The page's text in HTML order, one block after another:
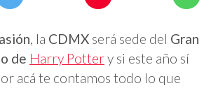
, la CDMX será sede del Gran
de Harry Pottery si este año sí
acá te contamos todo lo que